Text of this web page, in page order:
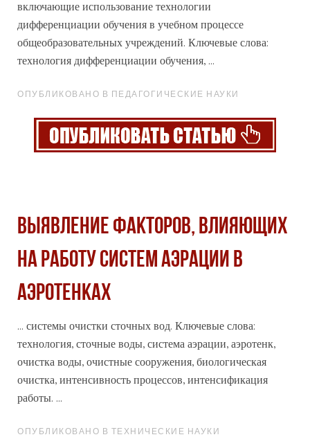
включающие использование технологии
дифференциации обучения в учебном процессе
общеобразовательных учреждений. Ключевые слова:
технология дифференциации обучения, ...
ОПУБЛИКОВАНО В ПЕДАГОГИЧЕСКИЕ НАУКИ
ВЫЯВЛЕНИЕ ФАКТОРОВ, ВЛИЯЮЩИХ
НА РАБОТУ СИСТЕМ АЭРАЦИИ В
АЭРОТЕНКАХ
... системы очистки сточных вод. Ключевые слова:
технология, сточные воды, система аэрации, аэротенк,
очистка воды, очистные сооружения, биологическая
очистка, интенсивность процессов, интенсификация
работы. ...
ОПУБЛИКОВАНО В ТЕХНИЧЕСКИЕ НАУКИ